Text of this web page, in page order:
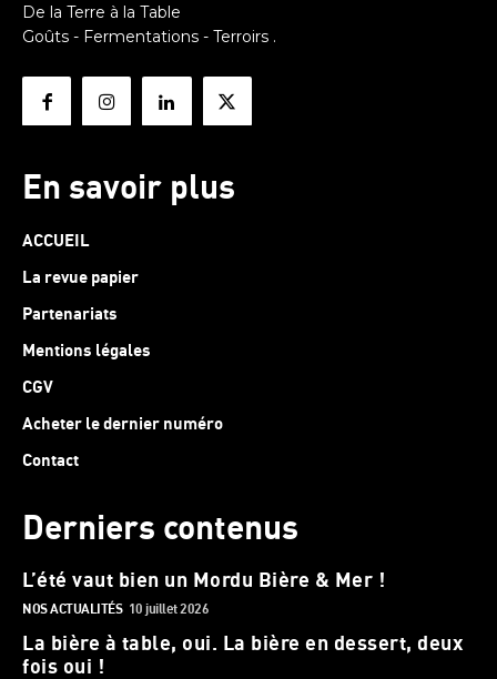
De la Terre à la Table
Goûts - Fermentations - Terroirs .
En savoir plus
ACCUEIL
La revue papier
Partenariats
Mentions légales
CGV
Acheter le dernier numéro
Contact
Derniers contenus
L’été vaut bien un Mordu Bière & Mer !
NOS ACTUALITÉS 10 juillet 2026
La bière à table, oui. La bière en dessert, deux
fois oui !